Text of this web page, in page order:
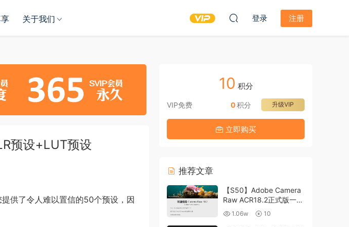
关于我们 登录 注册
预设+LUT预设
供了令人难以置信的50个预设，因
10 积分
VIP免费 升级VIP
0积分
立即购买
推荐文章
【S50】Adobe Camera
Raw ACR18.2正式版一键
升级包 ACR最新升级包
支持WIN和MAC
1.06w 10